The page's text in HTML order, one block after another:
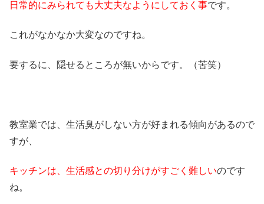
日常的にみられても大丈夫なようにしておく事です。
これがなかなか大変なのですね。
要するに、隠せるところが無いからです。（苦笑）
教室業では、生活臭がしない方が好まれる傾向があるので
すが、
キッチンは、生活感との切り分けがすごく難しいのです
ね。